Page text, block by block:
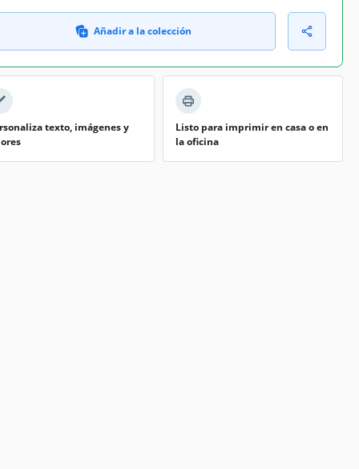
Añadir a la colección
texto, imágenes y
Listo para imprimir en casa o en
la oficina